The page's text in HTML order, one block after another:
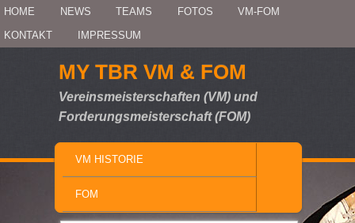
Secondary menu
Skip to primary content
Skip to secondary content
HOME NEWS TEAMS FOTOS
VM-FOM
KONTAKT
IMPRESSUM
MY TBR VM & FOM
Vereinsmeisterschaften (VM) und
Forderungsmeisterschaft (FOM)
SKIP TO PRIMARY CONTENT
SKIP TO SECONDARY CONTENT
VM HISTORIE
FOM